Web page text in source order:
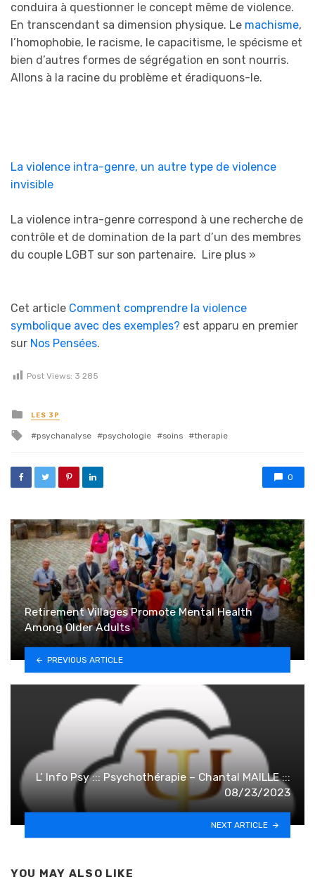
conduira à questionner le concept même de violence.
En transcendant sa dimension physique. Le machisme,
l’homophobie, le racisme, le capacitisme, le spécisme et
bien d’autres formes de ségrégation en sont nourris.
Allons à la racine du problème et éradiquons-le.
La violence intra-genre, un autre type de violence
invisible
La violence intra-genre correspond à une recherche de
contrôle et de domination de la part d’un des membres
du couple LGBT sur son partenaire. Lire plus »
Cet article Comment comprendre la violence
symbolique avec des exemples? est apparu en premier
sur Nos Pensées.
Post Views: 3 285
Posted in
LES 3P
Tagged with
psychanalyse psychologie soins therapie
0
Retirement Villages Promote Mental Health
Among Older Adults
PREVIOUS ARTICLE
L’ Info Psy ::: Psychothérapie – Chantal MAILLE :::
08/23/2023
NEXT ARTICLE
YOU MAY ALSO LIKE